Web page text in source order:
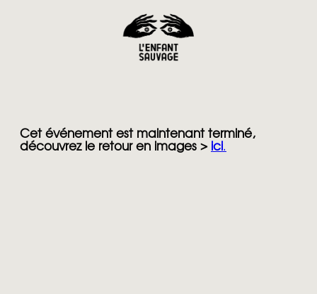
Cet événement est maintenant terminé,
découvrez le retour en images > ici.